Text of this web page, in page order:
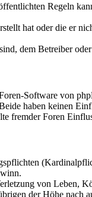
Regeln
hat oder die er
dem Betreiber
Software von
haben keinen
fremder Foren
von Leben,
der Höhe nach